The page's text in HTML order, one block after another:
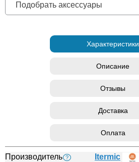
Подобрать аксессуары
Характеристики
Описание
Отзывы
Доставка
Оплата
Производитель ?
Itermic